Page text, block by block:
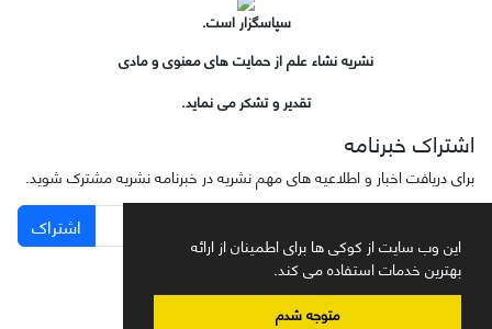
این وب سایت از کوکی ها برای اطمینان از ارائه
بهترین خدمات استفاده می کند.
متوجه شدم
سپاسگزار است.
نشریه نشاء علم از حمایت های معنوی و مادی
تقدیر و تشکر می نماید.
اشتراک خبرنامه
برای دریافت اخبار و اطلاعیه های مهم نشریه در خبرنامه نشریه مشترک شوید.
اشتراک